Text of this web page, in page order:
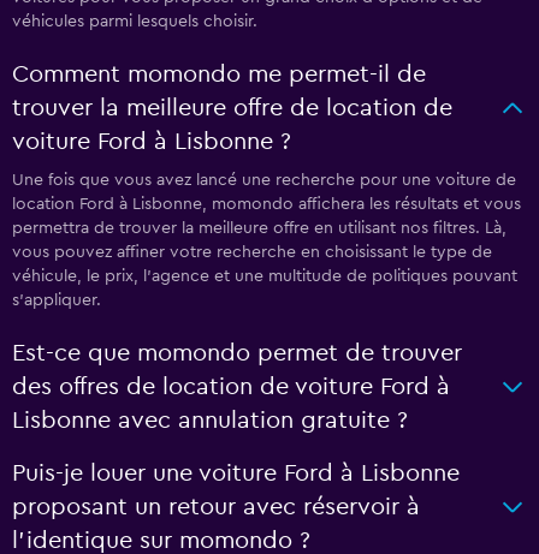
véhicules parmi lesquels choisir.
Comment momondo me permet-il de
trouver la meilleure offre de location de
voiture Ford à Lisbonne ?
Une fois que vous avez lancé une recherche pour une voiture de
location Ford à Lisbonne, momondo affichera les résultats et vous
permettra de trouver la meilleure offre en utilisant nos filtres. Là,
vous pouvez affiner votre recherche en choisissant le type de
véhicule, le prix, l'agence et une multitude de politiques pouvant
s'appliquer.
Est-ce que momondo permet de trouver
des offres de location de voiture Ford à
Lisbonne avec annulation gratuite ?
Puis-je louer une voiture Ford à Lisbonne
proposant un retour avec réservoir à
l'identique sur momondo ?